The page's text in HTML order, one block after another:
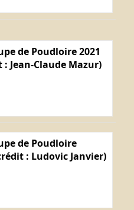
de Poudloire 2021
: Jean-Claude Mazur)
de Poudloire
: Ludovic Janvier)